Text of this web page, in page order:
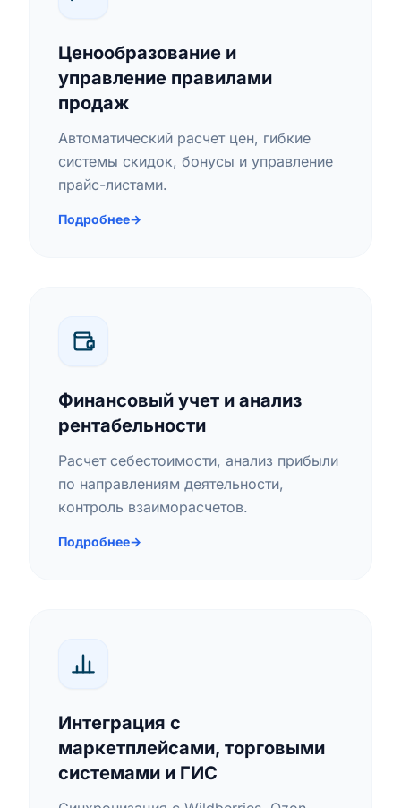
Ценообразование и
управление правилами
продаж
Автоматический расчет цен, гибкие
системы скидок, бонусы и управление
прайс-листами.
Подробнее→
Финансовый учет и анализ
рентабельности
Расчет себестоимости, анализ прибыли
по направлениям деятельности,
контроль взаиморасчетов.
Подробнее→
Интеграция с
маркетплейсами, торговыми
системами и ГИС